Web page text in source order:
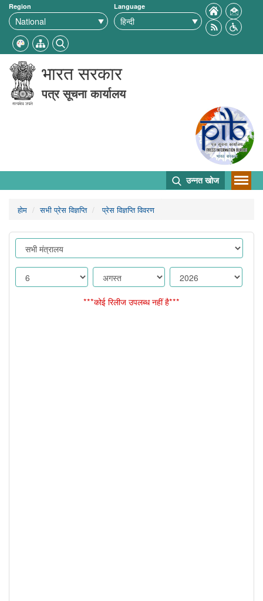
Region Language
भारत सरकार
पत्र सूचना कार्यालय
उन्नत खोज
होम सभी प्रेस विज्ञप्ति प्रेस विज्ञप्ति विवरण
***कोई रिलीज उपलब्ध नहीं है***